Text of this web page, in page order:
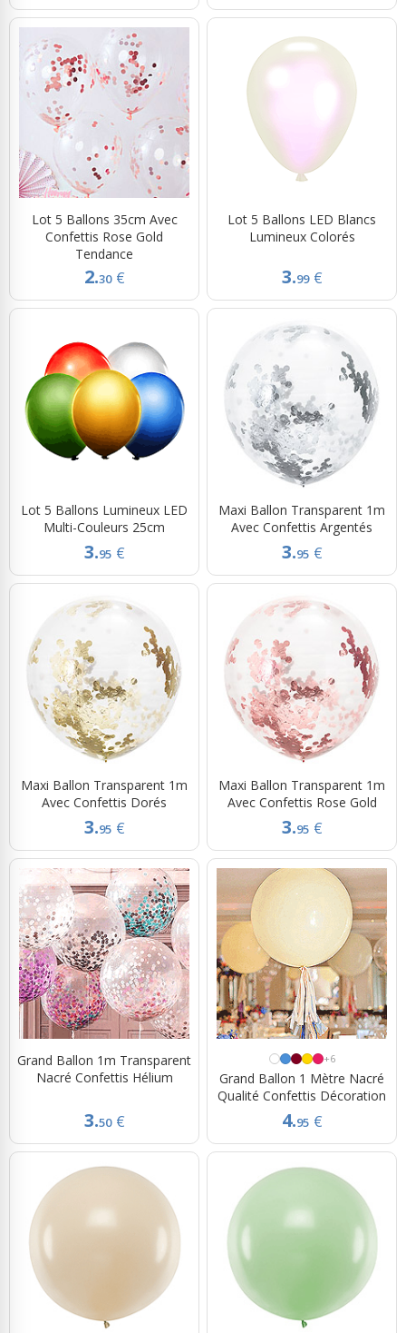
Lot 5 Ballons 35cm Avec
Confettis Rose Gold
Tendance
2.30 €
Lot 5 Ballons LED Blancs
Lumineux Colorés
3.99 €
Lot 5 Ballons Lumineux LED
Multi-Couleurs 25cm
3.95 €
Maxi Ballon Transparent 1m
Avec Confettis Argentés
3.95 €
Maxi Ballon Transparent 1m
Avec Confettis Dorés
3.95 €
Maxi Ballon Transparent 1m
Avec Confettis Rose Gold
3.95 €
Grand Ballon 1m Transparent
Nacré Confettis Hélium
3.50 €
+6
Grand Ballon 1 Mètre Nacré
Qualité Confettis Décoration
4.95 €